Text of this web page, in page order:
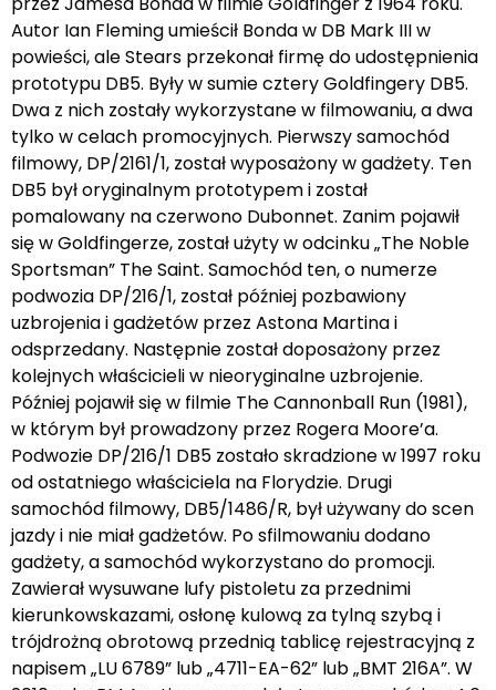
Autor Ian Fleming umieścił Bonda w DB Mark III w
powieści, ale Stears przekonał firmę do udostępnienia
prototypu DB5. Były w sumie cztery Goldfingery DB5.
Dwa z nich zostały wykorzystane w filmowaniu, a dwa
tylko w celach promocyjnych. Pierwszy samochód
filmowy, DP/2161/1, został wyposażony w gadżety. Ten
DB5 był oryginalnym prototypem i został
pomalowany na czerwono Dubonnet. Zanim pojawił
się w Goldfingerze, został użyty w odcinku „The Noble
Sportsman” The Saint. Samochód ten, o numerze
podwozia DP/216/1, został później pozbawiony
uzbrojenia i gadżetów przez Astona Martina i
odsprzedany. Następnie został doposażony przez
kolejnych właścicieli w nieoryginalne uzbrojenie.
Później pojawił się w filmie The Cannonball Run (1981),
w którym był prowadzony przez Rogera Moore’a.
Podwozie DP/216/1 DB5 zostało skradzione w 1997 roku
od ostatniego właściciela na Florydzie. Drugi
samochód filmowy, DB5/1486/R, był używany do scen
jazdy i nie miał gadżetów. Po sfilmowaniu dodano
gadżety, a samochód wykorzystano do promocji.
Zawierał wysuwane lufy pistoletu za przednimi
kierunkowskazami, osłonę kulową za tylną szybą i
trójdrożną obrotową przednią tablicę rejestracyjną z
napisem „LU 6789” lub „4711-EA-62” lub „BMT 216A”. W